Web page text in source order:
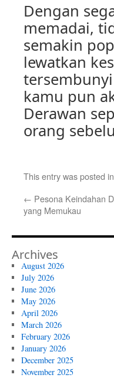
Dengan
memadai,
semakin
lewatkan
kamu pun
Derawan
orang
This entry was posted in
← Pesona Keindahan
yang Memukau
Archives
August 2026
July 2026
June 2026
May 2026
April 2026
March 2026
February 2026
January 2026
December 2025
November 2025